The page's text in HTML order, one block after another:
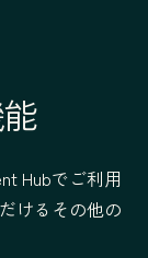
Hubでご利用
けるその他の